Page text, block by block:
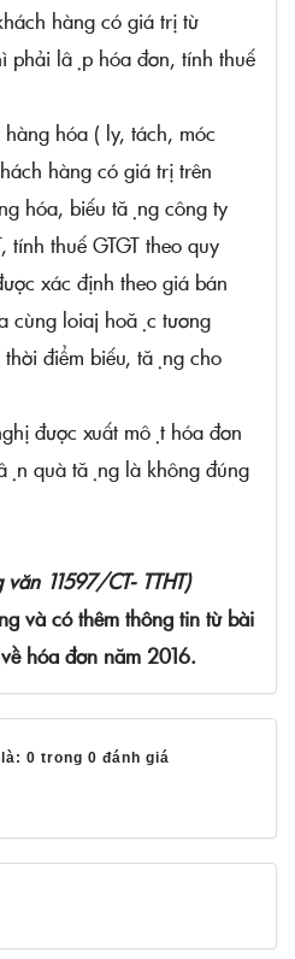
hàng có giá trị từ
phải lập hóa đơn, tính thuế
hóa ( ly, tách, móc
hàng có giá trị trên
hóa, biếu tặng công ty
thuế GTGT theo quy
xác định theo giá bán
cùng loiaj hoặc tương
điểm biếu, tặng cho
được xuất một hóa đơn
quà tặng là không đúng
11597/CT- TTHT)
và có thêm thông tin từ bài
hóa đơn năm 2016.
0 trong 0 đánh giá